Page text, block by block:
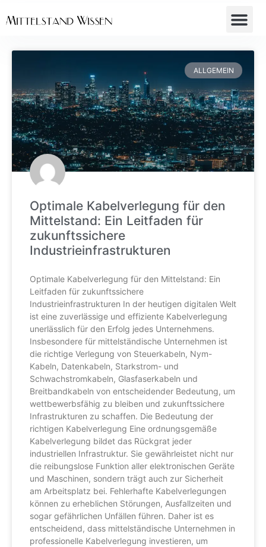
ALLGEMEIN
Optimale Kabelverlegung für den
Mittelstand: Ein Leitfaden für
zukunftssichere
Industrieinfrastrukturen
Optimale Kabelverlegung für den Mittelstand: Ein
Leitfaden für zukunftssichere
Industrieinfrastrukturen In der heutigen digitalen Welt
ist eine zuverlässige und effiziente Kabelverlegung
unerlässlich für den Erfolg jedes Unternehmens.
Insbesondere für mittelständische Unternehmen ist
die richtige Verlegung von Steuerkabeln, Nym-
Kabeln, Datenkabeln, Starkstrom- und
Schwachstromkabeln, Glasfaserkabeln und
Breitbandkabeln von entscheidender Bedeutung, um
wettbewerbsfähig zu bleiben und zukunftssichere
Infrastrukturen zu schaffen. Die Bedeutung der
richtigen Kabelverlegung Eine ordnungsgemäße
Kabelverlegung bildet das Rückgrat jeder
industriellen Infrastruktur. Sie gewährleistet nicht nur
die reibungslose Funktion aller elektronischen Geräte
und Maschinen, sondern trägt auch zur Sicherheit
am Arbeitsplatz bei. Fehlerhafte Kabelverlegungen
können zu erheblichen Störungen, Ausfallzeiten und
sogar gefährlichen Unfällen führen. Daher ist es
entscheidend, dass mittelständische Unternehmen in
professionelle Kabelverlegung investieren, um